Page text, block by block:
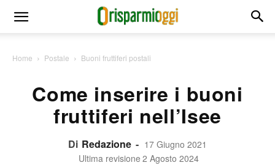
Home Postale Buoni fruttiferi postali
Come inserire i buoni
fruttiferi nell’Isee
Di Redazione - 17 Giugno 2021
Ultima revisione 2 Agosto 2024